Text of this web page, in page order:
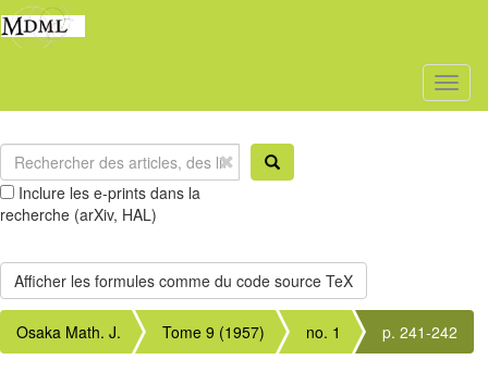
Inclure les e-prints dans la
recherche (arXiv, HAL)
Osaka Math. J. Tome 9 (1957) no. 1 p. 241-242